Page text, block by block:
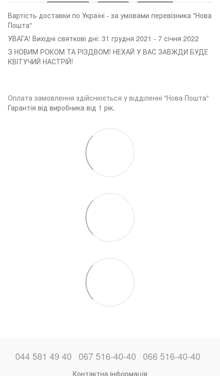
Вартість доставки по Україні - за умовами перевізника "Нова
Пошта"
УВАГА! Вихідні святкові дні: 31 грудня 2021 - 7 січня 2022
З НОВИМ РОКОМ ТА РІЗДВОМ! НЕХАЙ У ВАС ЗАВЖДИ БУДЕ
КВІТУЧИЙ НАСТРІЙ!
Оплата замовлення здійснюється у відділенні "Нова Пошта"
Гарантія від виробника від 1 рік.
044 581 49 40 067 516-40-40 066 516-40-40
Контактна інформація